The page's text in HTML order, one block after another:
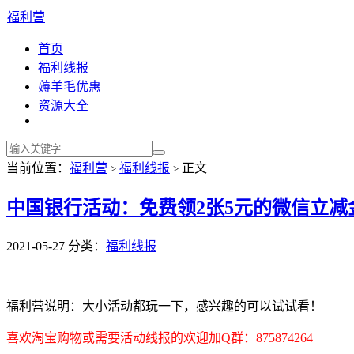
福利营
首页
福利线报
薅羊毛优惠
资源大全
当前位置： 福利营 > 福利线报 > 正文
中国银行活动：免费领2张5元的微信立减
2021-05-27 分类： 福利线报
福利营说明：大小活动都玩一下，感兴趣的可以试试看！
喜欢淘宝购物或需要活动线报的欢迎加Q群：875874264